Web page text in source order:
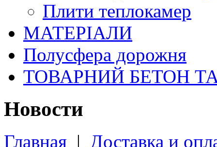
Плити теплокамер
МАТЕРІАЛИ
Полусфера дорожня
ТОВАРНИЙ БЕТОН
Новости
Главная | Доставка и